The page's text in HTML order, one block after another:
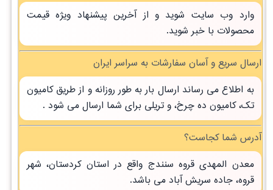
وارد وب سایت شوید و از آخرین پیشنهاد ویژه قیمت
محصولات با خبر شوید.
ارسال سریع و آسان سفارشات به سراسر ایران
به اطلاع می رساند ارسال بار به طور روزانه و از طریق کامیون
تک، کامیون ده چرخ، و تریلی برای شما ارسال می شود .
آدرس شما کجاست؟
معدن المهدی قروه سنندج واقع در استان کردستان، شهر
قروه، جاده سریش آباد می باشد.